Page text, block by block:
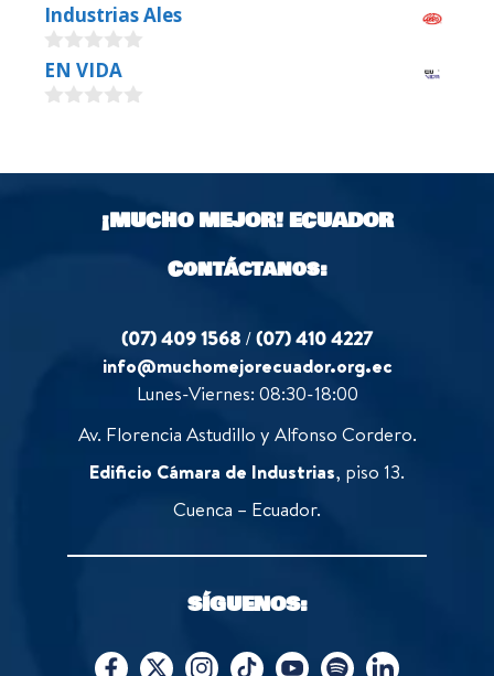
0
o
u
t
o
f
Industrias Ales
0
o
u
5
EN VIDA
t
¡MUCHO MEJOR!ECUADOR
Contáctanos:
(07) 409 1568 /(07) 410 4227
info@muchomejorecuador.org.ec
Lunes-Viernes: 08:30-18:00
Av. Florencia Astudillo y Alfonso Cordero.
Edificio Cámara de Industrias, piso 13.
Cuenca – Ecuador.
SÍGUENOS: